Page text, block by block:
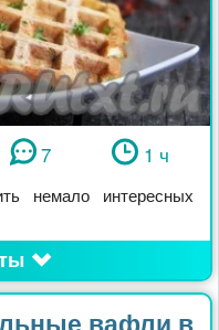
7 1 ч
немало интересных